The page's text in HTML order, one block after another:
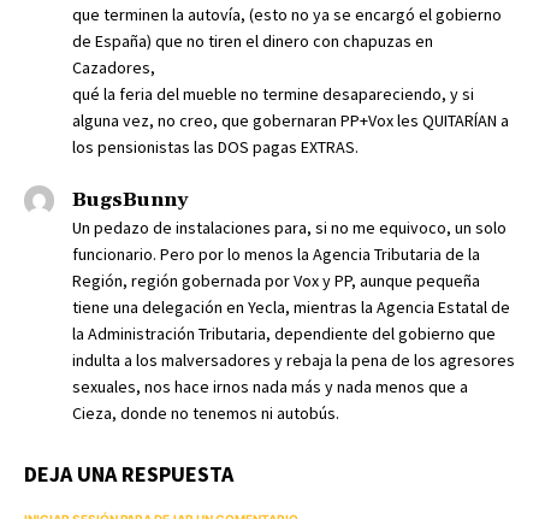
que terminen la autovía, (esto no ya se encargó el gobierno
de España) que no tiren el dinero con chapuzas en
Cazadores,
qué la feria del mueble no termine desapareciendo, y si
alguna vez, no creo, que gobernaran PP+Vox les QUITARÍAN a
los pensionistas las DOS pagas EXTRAS.
BugsBunny
Un pedazo de instalaciones para, si no me equivoco, un solo
funcionario. Pero por lo menos la Agencia Tributaria de la
Región, región gobernada por Vox y PP, aunque pequeña
tiene una delegación en Yecla, mientras la Agencia Estatal de
la Administración Tributaria, dependiente del gobierno que
indulta a los malversadores y rebaja la pena de los agresores
sexuales, nos hace irnos nada más y nada menos que a
Cieza, donde no tenemos ni autobús.
DEJA UNA RESPUESTA